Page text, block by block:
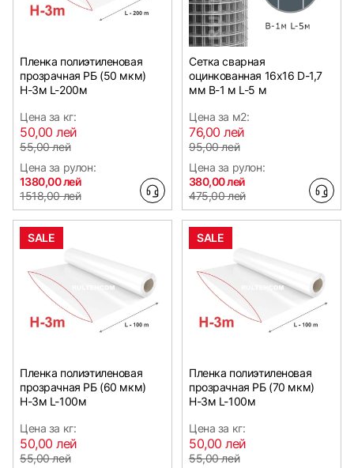
Пленка полиэтиленовая
прозрачная РБ (50 мкм)
Н-3м L-200м
Цена за кг:
50,00 лей
55,00 лей
Цена за рулон:
1380,00 лей
1518,00 лей
Сетка сварная
оцинкованная 16х16 D-1,7
мм B-1 м L-5 м
Цена за м2:
76,00 лей
95,00 лей
Цена за рулон:
380,00 лей
475,00 лей
SALE
Пленка полиэтиленовая
прозрачная РБ (60 мкм)
Н-3м L-100м
Цена за кг:
50,00 лей
55,00 лей
SALE
Пленка полиэтиленовая
прозрачная РБ (70 мкм)
Н-3м L-100м
Цена за кг:
50,00 лей
55,00 лей